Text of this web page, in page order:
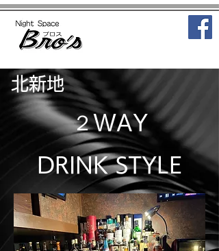
北新地
２WAY
DRINK STYLE